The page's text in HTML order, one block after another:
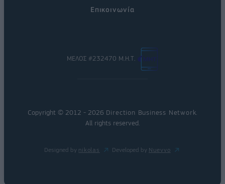
Επικοινωνία
ΜΕΛΟΣ #232470 Μ.Η.Τ.
Copyright © 2012 - 2026 Direction Business Network
All rights reserved.
Designed by nikolas Developed by Nuevvo